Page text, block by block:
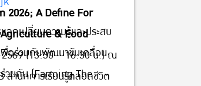
รียนรู้ตลอดชีวิต
Center) สถาบัน
ลาดกระบัง กทม.
2026; A Define For
& Food
(13:30 – 16:30 น.) ณ
สำนักการเรียนรู้ตลอดชีวิต
ลกเปลี่ยนความรู้และประสบ
อร่วมกันพัฒนาขับเคลื่อน
วมกัน (Farming The